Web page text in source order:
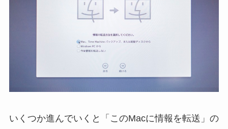
いくつか進んでいくと「このMacに情報を転送」の